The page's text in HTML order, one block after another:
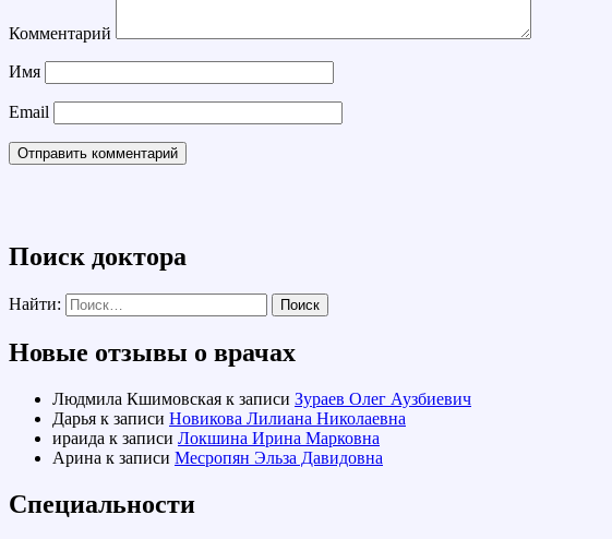
Комментарий
Имя
Email
Поиск доктора
Найти:
Новые отзывы о врачах
Людмила Кшимовская к записи Зураев Олег Аузбиевич
Дарья к записи Новикова Лилиана Николаевна
ираида к записи Локшина Ирина Марковна
Арина к записи Месропян Эльза Давидовна
Специальности